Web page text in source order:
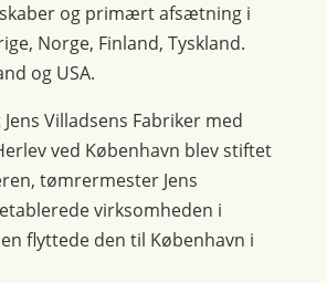
og primært afsætning i
Norge, Finland, Tyskland.
og USA.
Villadsens Fabriker med
ved København blev stiftet
tømrermester Jens
virksomheden i
flyttede den til København i